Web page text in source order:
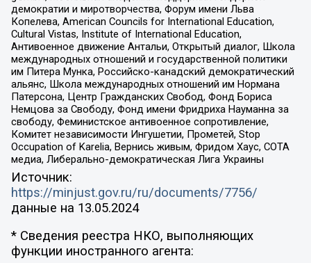
демократии и миротворчества, Форум имени Льва
Копелева, American Councils for International Education,
Cultural Vistas, Institute of International Education,
Антивоенное движение Антальи, Открытый диалог, Школа
международных отношений и государственной политики
им Питера Мунка, Российско-канадский демократический
альянс, Школа международных отношений им Нормана
Патерсона, Центр Гражданских Свобод, Фонд Бориса
Немцова за Свободу, Фонд имени Фридриха Науманна за
свободу, Феминистское антивоенное сопротивление,
Комитет независимости Ингушетии, Прометей, Stop
Occupation of Karelia, Вернись живым, Фридом Хаус, СОТА
медиа, Либерально-демократическая Лига Украины
Источник:
https://minjust.gov.ru/ru/documents/7756/
данные на 13.05.2024
* Сведения реестра НКО, выполняющих
функции иностранного агента: